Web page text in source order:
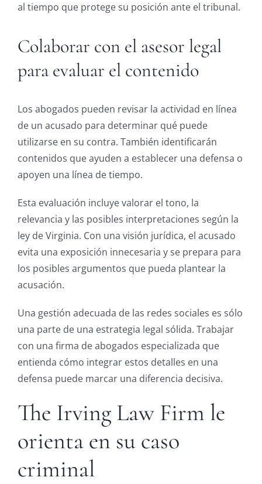
al tiempo que protege su posición ante el tribunal.
Colaborar con el asesor legal
para evaluar el contenido
Los abogados pueden revisar la actividad en línea
de un acusado para determinar qué puede
utilizarse en su contra. También identificarán
contenidos que ayuden a establecer una defensa o
apoyen una línea de tiempo.
Esta evaluación incluye valorar el tono, la
relevancia y las posibles interpretaciones según la
ley de Virginia. Con una visión jurídica, el acusado
evita una exposición innecesaria y se prepara para
los posibles argumentos que pueda plantear la
acusación.
Una gestión adecuada de las redes sociales es sólo
una parte de una estrategia legal sólida. Trabajar
con una firma de abogados especializada que
entienda cómo integrar estos detalles en una
defensa puede marcar una diferencia decisiva.
The Irving Law Firm le
orienta en su caso
criminal